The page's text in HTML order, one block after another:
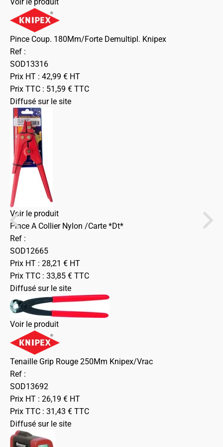
Pince Coup. 180Mm/Forte Demultipl. Knipex
Ref :
SOD13316
Prix HT : 42,99 € HT
Prix TTC : 51,59 € TTC
Diffusé sur le site
Voir le produit
Pince A Collier Nylon /Carte *Dt*
Ref :
SOD12665
Prix HT : 28,21 € HT
Prix TTC : 33,85 € TTC
Diffusé sur le site
Voir le produit
Tenaille Grip Rouge 250Mm Knipex/Vrac
Ref :
SOD13692
Prix HT : 26,19 € HT
Prix TTC : 31,43 € TTC
Diffusé sur le site